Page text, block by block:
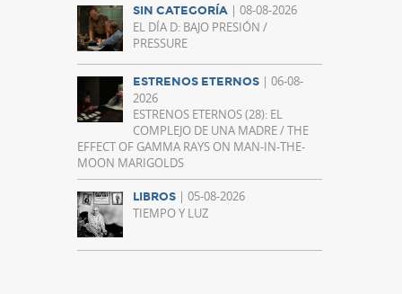
SIN CATEGORÍA | 08-08-2026
EL DÍA D: BAJO PRESIÓN /
PRESSURE
ESTRENOS ETERNOS | 06-08-
2026
ESTRENOS ETERNOS (28): EL
COMPLEJO DE UNA MADRE / THE
EFFECT OF GAMMA RAYS ON MAN-IN-THE-
MOON MARIGOLDS
LIBROS | 05-08-2026
TIEMPO Y LUZ